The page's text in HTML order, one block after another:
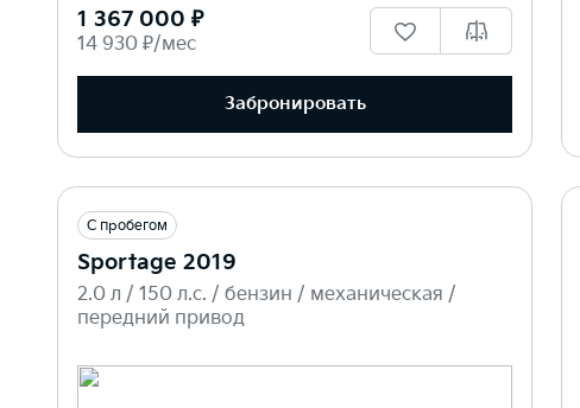
1 367 000 ₽
14 930 ₽/мес
Забронировать
С пробегом
Sportage 2019
2.0 л / 150 л.c. / бензин / механическая /
передний привод